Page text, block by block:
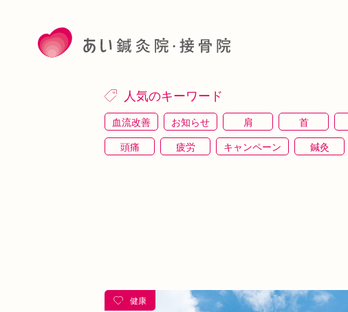
人気のキーワード
血流改善 お知らせ 肩 首
頭痛
疲労 キャンペーン 鍼灸
めまい
眼精疲労 スマホ首 美肌
健康